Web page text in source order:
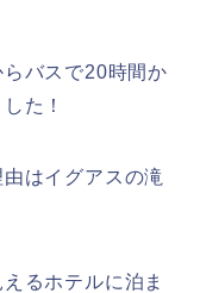
バスで20時間か
た！
はイグアスの滝
るホテルに泊ま